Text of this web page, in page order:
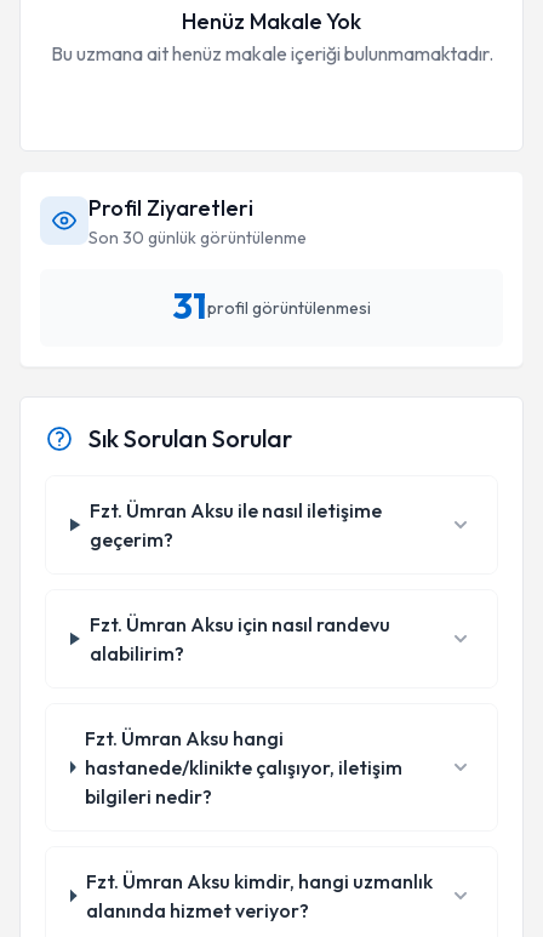
Henüz Makale Yok
Bu uzmana ait henüz makale içeriği bulunmamaktadır.
Profil Ziyaretleri
Son 30 günlük görüntülenme
31profil görüntülenmesi
Sık Sorulan Sorular
Fzt. Ümran Aksu ile nasıl iletişime
geçerim?
Fzt. Ümran Aksu için nasıl randevu
alabilirim?
Fzt. Ümran Aksu hangi
hastanede/klinikte çalışıyor, iletişim
bilgileri nedir?
Fzt. Ümran Aksu kimdir, hangi uzmanlık
alanında hizmet veriyor?